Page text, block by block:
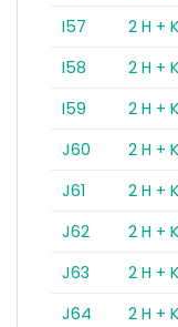
I57
2 H +
I58
2 H +
I59
2 H +
J60
2 H +
J61
2 H +
J62
2 H +
J63
2 H +
J64
2 H +